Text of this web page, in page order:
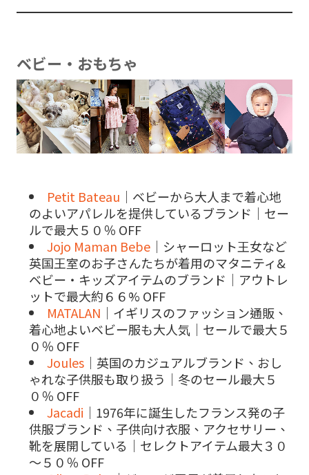
ベビー・おもちゃ
Petit Bateau ｜ベビーから大人まで着心地
のよいアパレルを提供しているブランド｜セー
ルで最大５０％ OFF
Jojo Maman Bebe ｜シャーロット王女など
英国王室のお子さんたちが着用のマタニティ&
ベビー・キッズアイテムのブランド｜アウトレ
ットで最大約６６% OFF
MATALAN ｜イギリスのファッション通販、
着心地よいベビー服も大人気｜セールで最大５
０％ OFF
Joules ｜英国のカジュアルブランド、おし
ゃれな子供服も取り扱う｜冬のセール最大５
０％ OFF
Jacadi ｜1976年に誕生したフランス発の子
供服ブランド、子供向け衣服、アクセサリー、
靴を展開している｜セレクトアイテム最大３０
～５０％ OFF